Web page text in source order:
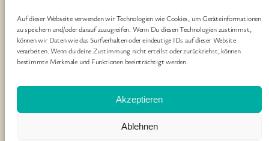
Auf dieser Webseite verwenden wir Technologien wie Cookies, um Geräteinformationen
zu speichern und/oder darauf zuzugreifen. Wenn Du diesen Technologien zustimmst,
können wir Daten wie das Surfverhalten oder eindeutige IDs auf dieser Website
verarbeiten. Wenn du deine Zustimmung nicht erteilst oder zurückziehst, können
bestimmte Merkmale und Funktionen beeinträchtigt werden.
Akzeptieren
Ablehnen
Gruppe von Historiker*innen und historisch
arbeitenden Menschen, die das Ziel haben, durch
und zu bewahren